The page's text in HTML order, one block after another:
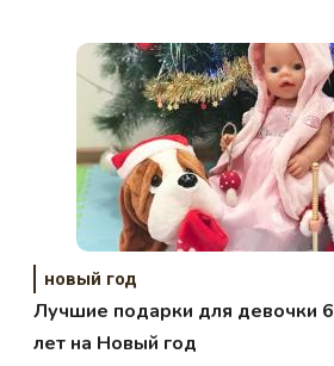
новый год
Лучшие подарки для девочки 6
лет на Новый год